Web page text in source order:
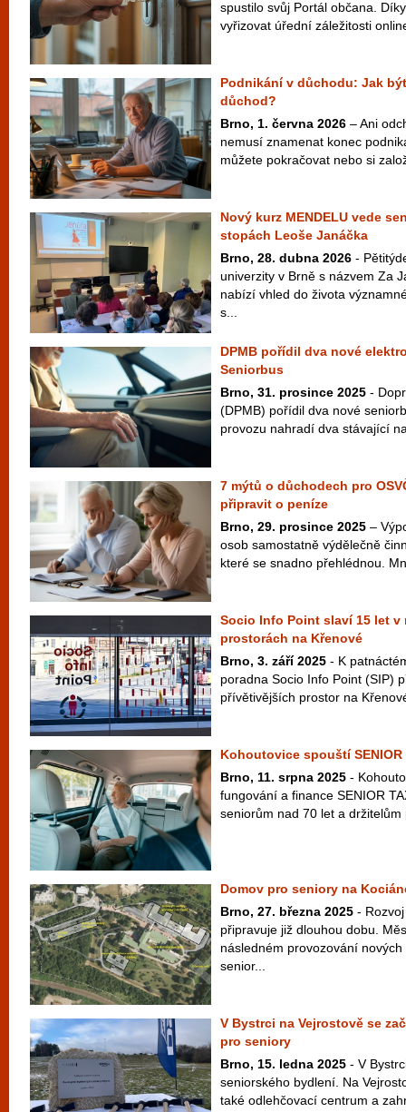
spustilo svůj Portál občana.
vyřizovat úřední záležitosti
Podnikání v důchodu: Jak
důchod?
Brno, 1. června 2026 – Ani
nemusí znamenat konec
můžete pokračovat nebo si
Nový kurz MENDELU vede
stopách Leoše Janáčka
Brno, 28. dubna 2026 -
univerzity v Brně s názvem Za
nabízí vhled do života
s...
DPMB pořídil dva nové
Seniorbus
Brno, 31. prosince 2025 -
(DPMB) pořídil dva nové
provozu nahradí dva stávající
7 mýtů o důchodech pro
připravit o peníze
Brno, 29. prosince 2025 –
osob samostatně výdělečně
které se snadno přehlédnou.
Socio Info Point slaví 15 let
prostorách na Křenové
Brno, 3. září 2025 - K
poradna Socio Info Point (SIP)
přívětivějších prostor na
Kohoutovice spouští SENIOR
Brno, 11. srpna 2025 -
fungování a finance SENIOR
seniorům nad 70 let a držitelům
Domov pro seniory na
Brno, 27. března 2025 -
připravuje již dlouhou dobu.
následném provozování
senior...
V Bystrci na Vejrostově se
pro seniory
Brno, 15. ledna 2025 - V
seniorského bydlení. Na
také odlehčovací centrum a